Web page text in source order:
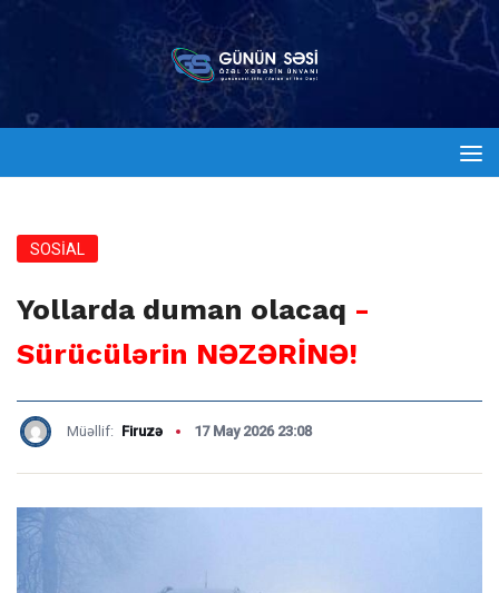
SOSİAL
Yollarda duman olacaq -
Sürücülərin NƏZƏRİNƏ!
Müəllif: Firuzə 17 May 2026 23:08